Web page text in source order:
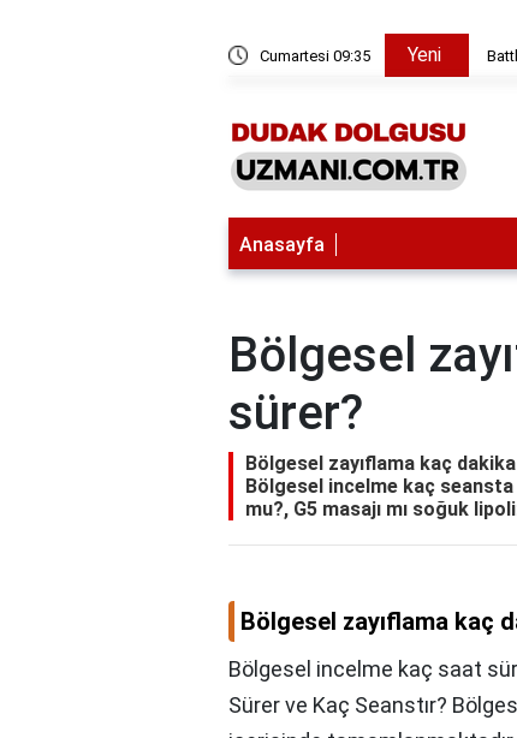
Cumartesi 09:35 Yeni
Anasayfa
Bölgesel
sürer?
Bölgesel zayıflama kaç
Bölgesel incelme kaç
mu?, G5 masajı mı soğuk
Bölgesel zayıflama kaç
Bölgesel incelme kaç saat
Sürer ve Kaç Seanstır?